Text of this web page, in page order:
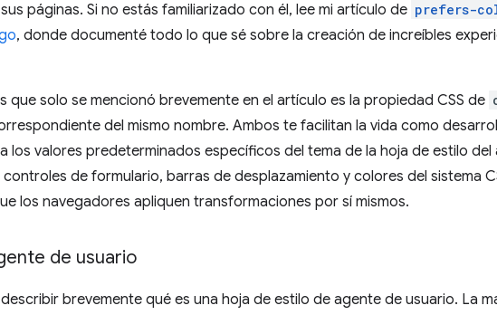
páginas. Si no estás familiarizado con él, lee mi artículo de prefers-
, donde documenté todo lo que sé sobre la creación de increíbles
que solo se mencionó brevemente en el artículo es la propiedad CSS de
del mismo nombre. Ambos te facilitan la vida como
los valores predeterminados específicos del tema de la hoja de estilo del
de formulario, barras de desplazamiento y colores del sistema
los navegadores apliquen transformaciones por sí mismos.
de usuario
brevemente qué es una hoja de estilo de agente de usuario. La